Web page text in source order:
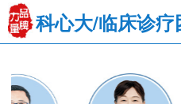
科心大/临床诊疗